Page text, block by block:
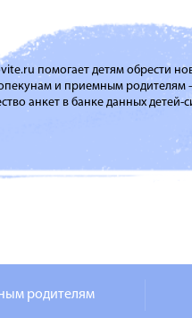
помогает детям обрести
и приемным родителям
анкет в банке данных детей-
родителям